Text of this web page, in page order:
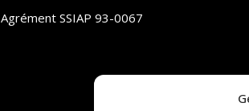
Agrément SSIAP 93-0067